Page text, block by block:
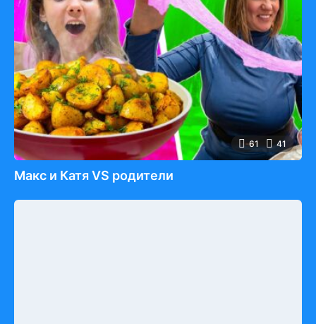
61 41
Макс и Катя VS родители